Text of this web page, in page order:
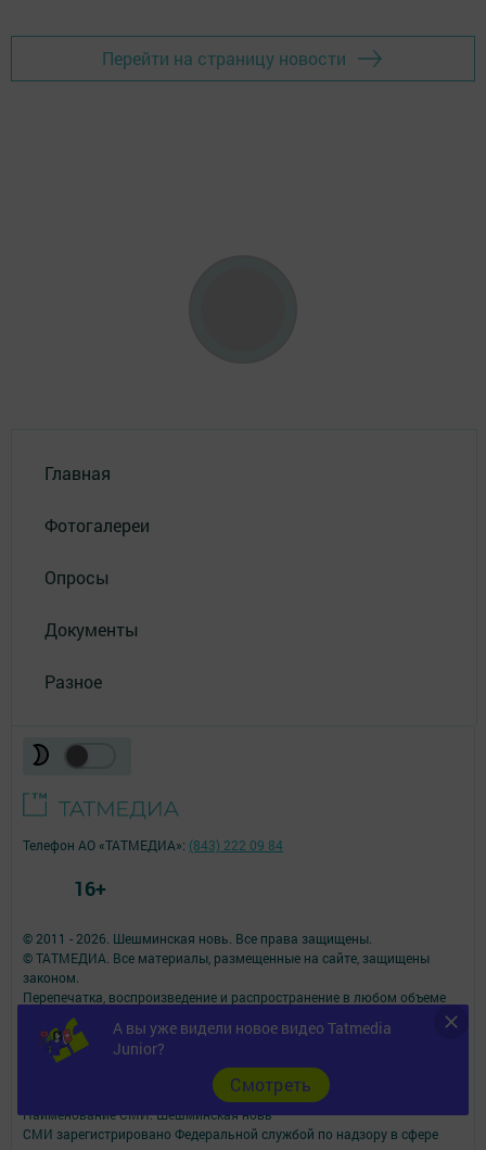
Перейти на страницу новости
Главная
Фотогалереи
Опросы
Документы
Разное
А вы уже видели новое видео Tatmedia
Junior?
Cмотреть
© 2011 - 2026. Шешминская новь. Все права защищены.
© ТАТМЕДИА. Все материалы, размещенные на сайте, защищены
законом.
Перепечатка, воспроизведение и распространение в любом объеме
информации,
размещенной на сайте, возможна только с письменного согласия
редакций СМИ.
При поддержке Республиканского агентства по печати и массовым
Наименование СМИ: Шешминская новь
СМИ зарегистрировано Федеральной службой по надзору в сфере
Телефон АО «ТАТМЕДИА»: (843) 222 09 84
16+